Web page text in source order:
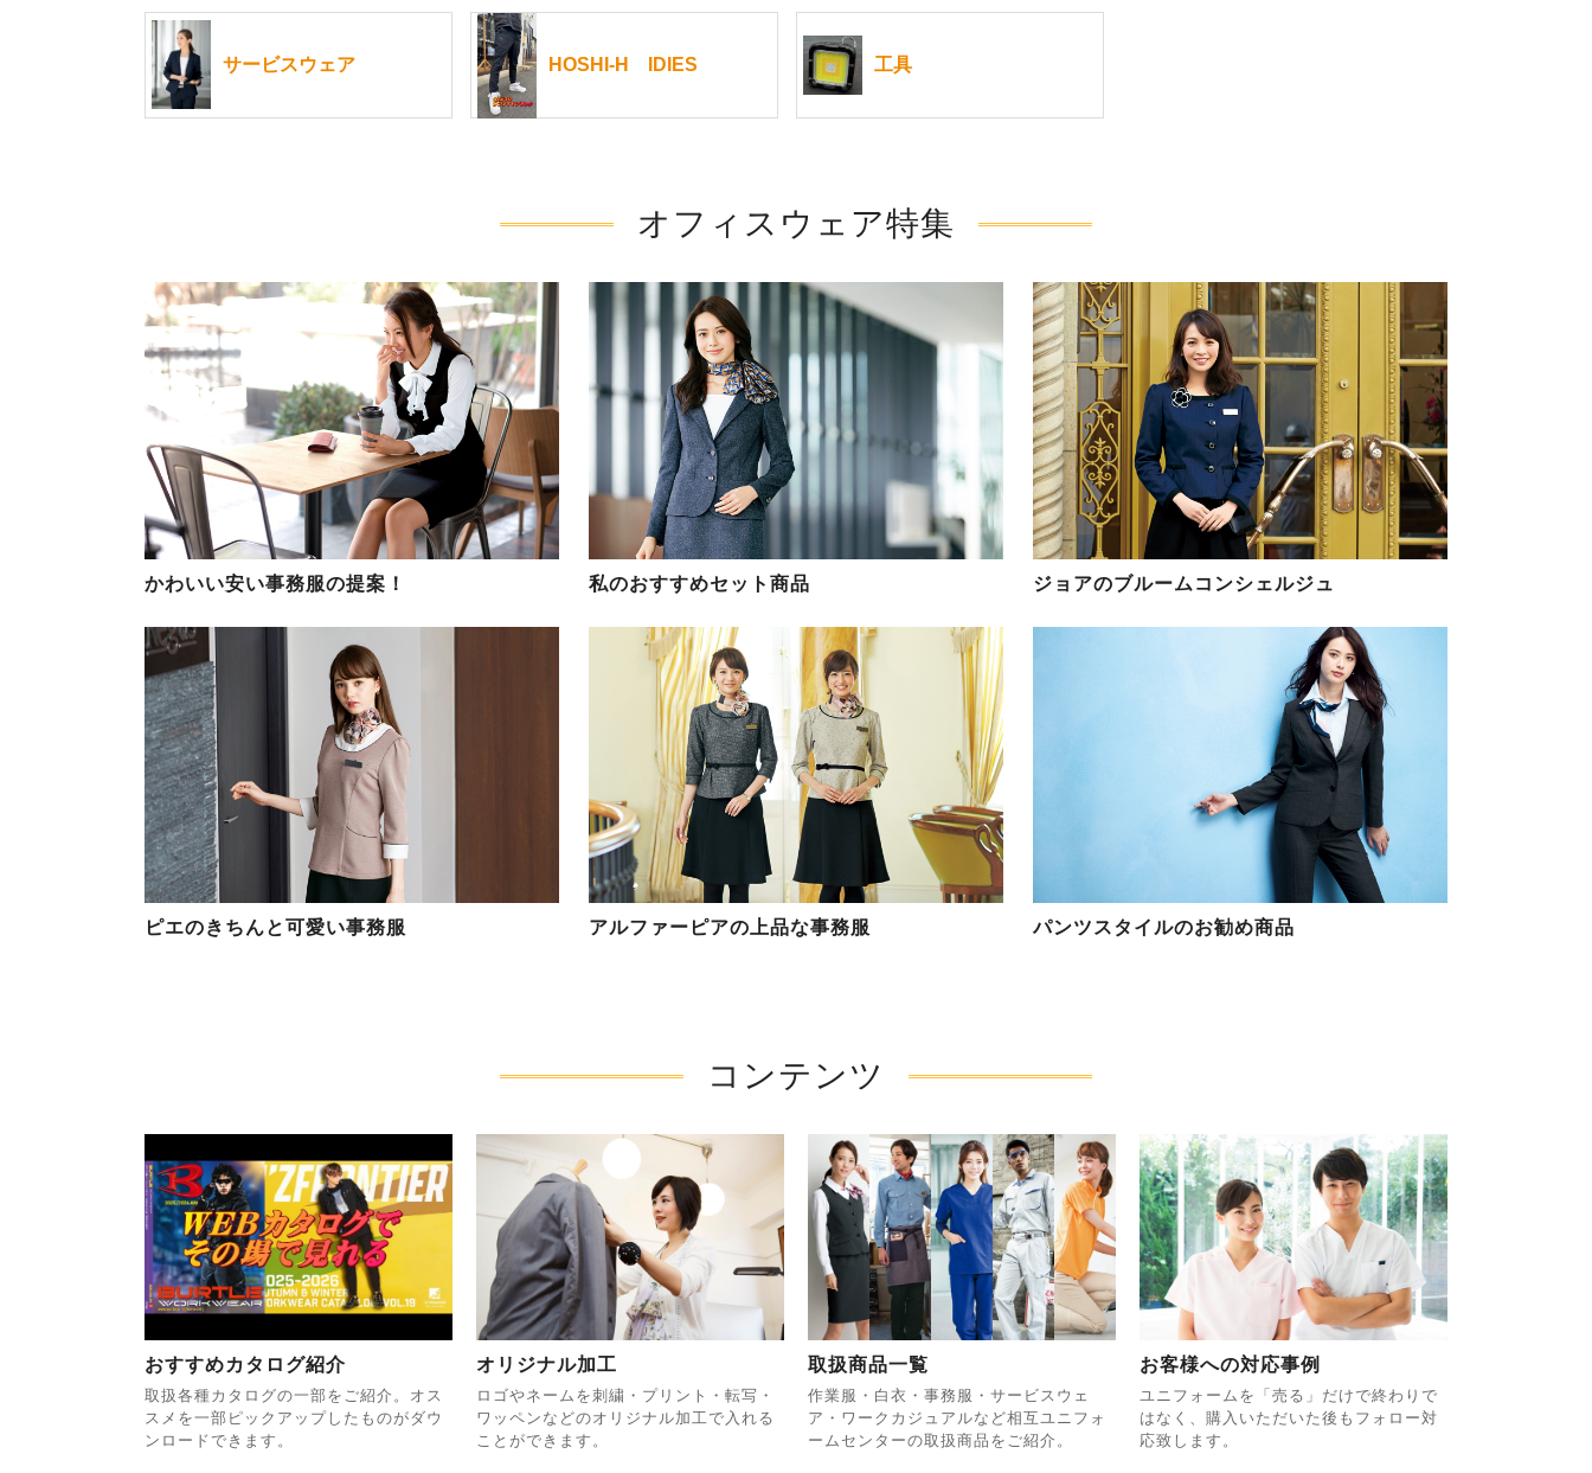
サービスウェア HOSHI-H IDIES 工具
オフィスウェア特集
かわいい安い事務服の提案！ 私のおすすめセット商品 ジョアのブルームコンシェルジュ
ピエのきちんと可愛い事務服 アルファーピアの上品な事務服 パンツスタイルのお勧め商品
コンテンツ
おすすめカタログ紹介
取扱各種カタログの一部をご紹介。オス
スメを一部ピックアップしたものがダウ
ンロードできます。
オリジナル加工
ロゴやネームを刺繍・プリント・転写・
ワッペンなどのオリジナル加工で入れる
ことができます。
取扱商品一覧
作業服・白衣・事務服・サービスウェ
ア・ワークカジュアルなど相互ユニフォ
ームセンターの取扱商品をご紹介。
お客様への対応事例
ユニフォームを「売る」だけで終わりで
はなく、購入いただいた後もフォロー対
応致します。